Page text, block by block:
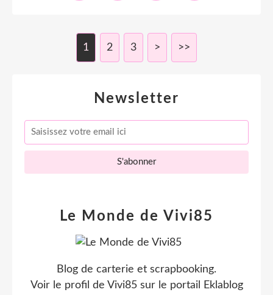
1 2 3 > >>
Newsletter
Le Monde de Vivi85
Blog de carterie et scrapbooking.
Voir le profil de Vivi85sur le portail Eklablog